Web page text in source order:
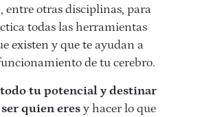
entre otras disciplinas, para
todas las herramientas
existen y que te ayudan a
de tu cerebro.
tu potencial y destinar
quien eres y hacer lo que